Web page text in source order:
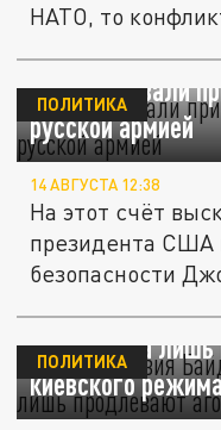
НАТО, то
В США назвали
русской армией
ПОЛИТИКА
14 АВГУСТА 12:38
На этот счёт
президента США
безопасности
WSJ: действия
президента
киевского
ПОЛИТИКА